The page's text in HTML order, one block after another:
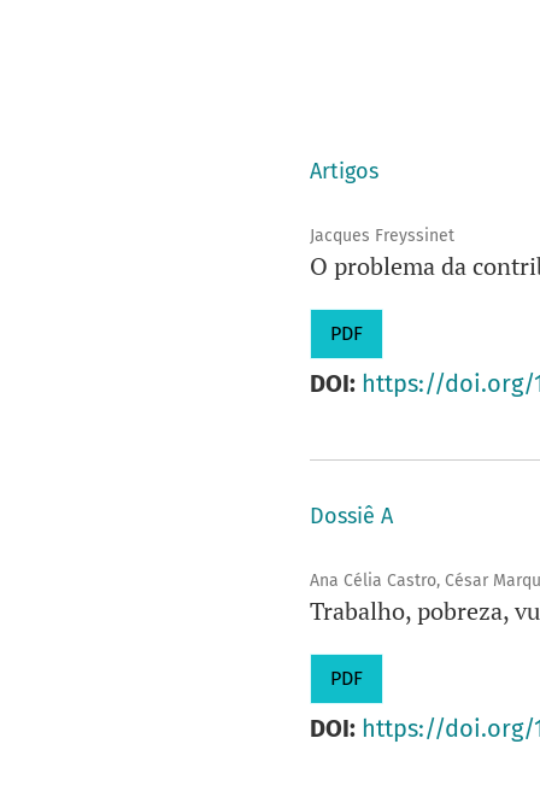
Artigos
Jacques Freyssinet
O problema da
PDF
DOI: https://doi.org/
Dossiê A
Ana Célia Castro, César
Trabalho, pobreza,
PDF
DOI: https://doi.org/